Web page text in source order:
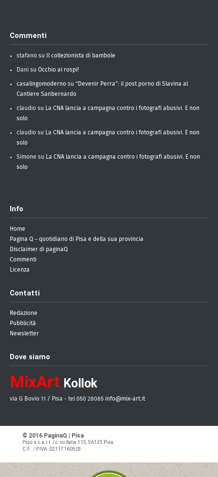
Commenti
stafano su Il collezionista di bambole
Dani su Occhio ai rospi!
casalingomoderno su “Devenir Perra”: il post porno di Slavina al
Cantiere Sanbernardo
claudio su
La CNA lancia a campagna contro i fotografi abusivi. E non
solo
claudio su
La CNA lancia a campagna contro i fotografi abusivi. E non
solo
Simone su
La CNA lancia a campagna contro i fotografi abusivi. E non
solo
Info
Home
Pagina Q – quotidiano di Pisa e della sua provincia
Disclaimer di paginaQ
Commenti
Licenza
Contatti
Redazione
Pubblicità
Newsletter
Dove siamo
MixArt Kollok
via G Bovio 11 / Pisa - tel 050 28085 info@mix-art.it
© 2016 PaginaQ | Pisa
Piqù s.c.a.r.l. / c.so Italia 115, 56125 Pisa
C.F.: / P.IVA: 02117160503